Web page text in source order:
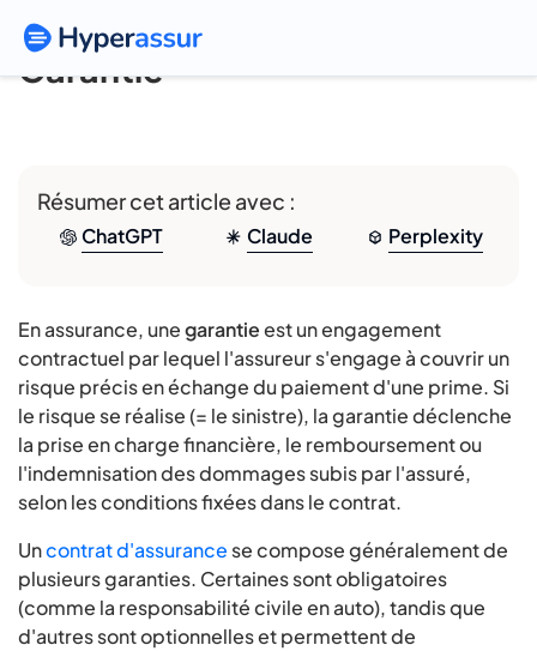
Garantie
Résumer cet article avec :
ChatGPT Claude Perplexity
En assurance, unegarantieest un engagement
contractuel par lequel l'assureur s'engage à couvrir un
risque précis en échange du paiement d'une prime. Si
le risque se réalise (= le sinistre), la garantie déclenche
la prise en charge financière, le remboursement ou
l'indemnisation des dommages subis par l'assuré,
selon les conditions fixées dans le contrat.
Uncontrat d'assurance se compose généralement de
plusieurs garanties. Certaines sont obligatoires
(comme la responsabilité civile en auto), tandis que
d'autres sont optionnelles et permettent de